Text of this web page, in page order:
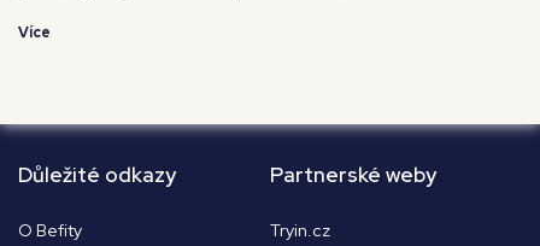
Více
Důležité odkazy
O Befity
Partnerské weby
Tryin.cz